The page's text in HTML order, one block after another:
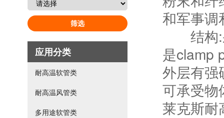
筛选
应用分类
耐高温软管类
耐高温风管类
多用途软管类
和军事调
结构:
是clamp
外层有强
可承受物
莱克斯耐